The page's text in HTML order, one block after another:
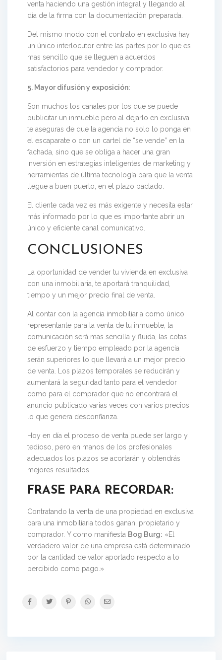
venta haciendo una gestión integral y llegando al
día de la firma con la documentación preparada.
Del mismo modo con el contrato en exclusiva hay
un único interlocutor entre las partes por lo que es
mas sencillo que se lleguen a acuerdos
satisfactorios para vendedor y comprador.
5. Mayor difusión y exposición:
Son muchos los canales por los que se puede
publicitar un inmueble pero al dejarlo en exclusiva
te aseguras de que la agencia no solo lo ponga en
el escaparate o con un cartel de “se vende” en la
fachada, sino que se obliga a hacer una gran
inversión en estrategias inteligentes de marketing y
herramientas de última tecnología para que la venta
llegue a buen puerto, en el plazo pactado.
El cliente cada vez es más exigente y necesita estar
más informado por lo que es importante abrir un
único y eficiente canal comunicativo.
CONCLUSIONES
La oportunidad de vender tu vivienda en exclusiva
con una inmobiliaria, te aportará tranquilidad,
tiempo y un mejor precio final de venta.
Al contar con la agencia inmobiliaria como único
representante para la venta de tu inmueble, la
comunicación será mas sencilla y fluida, las cotas
de esfuerzo y tiempo empleado por la agencia
serán superiores lo que llevará a un mejor precio
de venta. Los plazos temporales se reducirán y
aumentará la seguridad tanto para el vendedor
como para el comprador que no encontrará el
anuncio publicado varias veces con varios precios
lo que genera desconfianza.
Hoy en día el proceso de venta puede ser largo y
tedioso, pero en manos de los profesionales
adecuados los plazos se acortarán y obtendrás
mejores resultados.
FRASE PARA RECORDAR:
Contratando la venta de una propiedad en exclusiva
para una inmobiliaria todos ganan, propietario y
comprador. Y como manifiesta Bog Burg: «El
verdadero valor de una empresa está determinado
por la cantidad de valor aportado respecto a lo
percibido como pago.»